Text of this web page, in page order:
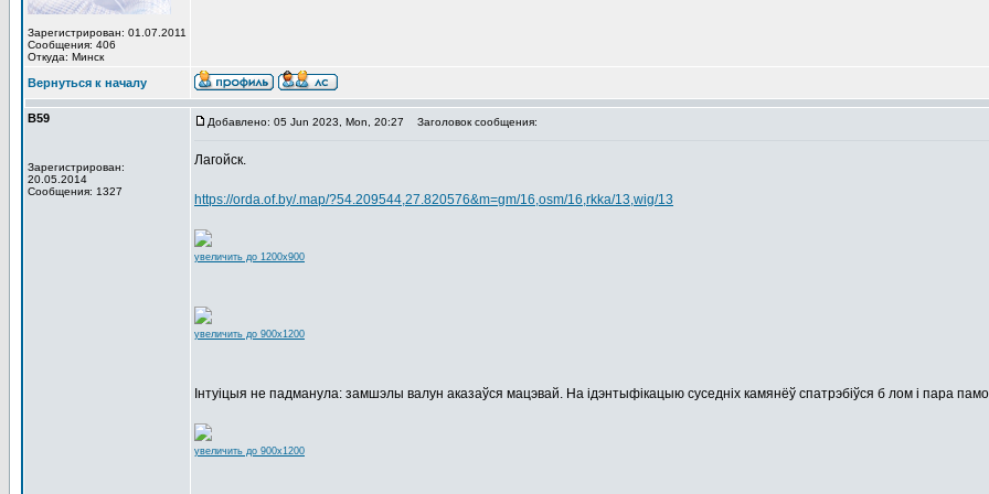
Зарегистрирован: 01.07.2011
Сообщения: 406
Откуда: Минск
Вернуться к началу
В59
Зарегистрирован:
20.05.2014
Сообщения: 1327
Добавлено: 05 Jun 2023, Mon, 20:27 Заголовок сообщения:
Лагойск.
https://orda.of.by/.map/?54.209544,27.820576&m=gm/16,osm/16,rkka/13,wig/13
увеличить до 1200x900
увеличить до 900x1200
Інтуіцыя не падманула: замшэлы валун аказаўся мацэвай. На ідэнтыфікацыю суседніх камянёў спатрэбіўся б лом і пара
увеличить до 900x1200